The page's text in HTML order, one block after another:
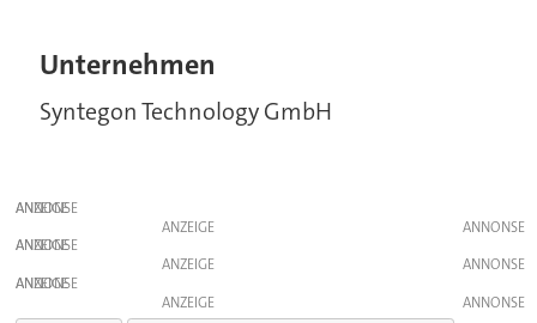
Unternehmen
Syntegon Technology GmbH
ANZEIGE
ANZEIGE
ANZEIGE
ANZEIGE
ANZEIGE
ANZEIGE